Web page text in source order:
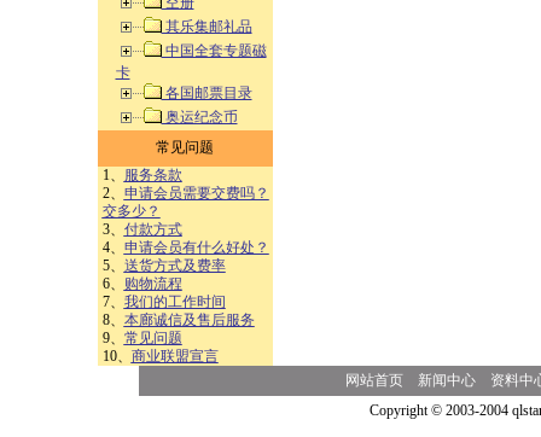
其乐集邮礼品
中国全套专题磁
卡
各国邮票目录
奥运纪念币
常见问题
1、
服务条款
2、 申请会员需要交费吗？
交多少？
3、 付款方式
4、 申请会员有什么好处？
5、 送货方式及费率
6、
购物流程
7、 我们的工作时间
8、 本廊诚信及售后服务
9、 常见问题
10、 商业联盟宣言
网站首页 新闻中心
资料中
Copyright © 2003-2004